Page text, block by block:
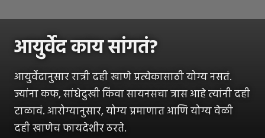
आयुर्वेद काय सांगतं?
आयुर्वेदानुसार रात्री दही खाणे प्रत्येकासाठी योग्य नसतं.
ज्यांना कफ, सांधेदुखी किंवा सायनसचा त्रास आहे त्यांनी दही
टाळावं. आरोग्यानुसार, योग्य प्रमाणात आणि योग्य वेळी
दही खाणेच फायदेशीर ठरते.